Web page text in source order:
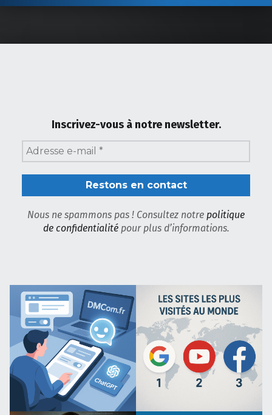
Inscrivez-vous à notre newsletter.
Nous ne spammons pas ! Consultez notre politique
de confidentialitépour plus d’informations.